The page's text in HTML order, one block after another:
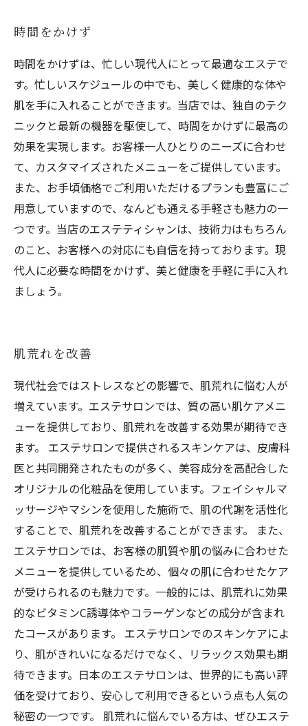
時間をかけず
時間をかけずは、忙しい現代人にとって最適なエステで
す。忙しいスケジュールの中でも、美しく健康的な体や
肌を手に入れることができます。当店では、独自のテク
ニックと最新の機器を駆使して、時間をかけずに最高の
効果を実現します。お客様一人ひとりのニーズに合わせ
て、カスタマイズされたメニューをご提供しています。
また、お手頃価格でご利用いただけるプランも豊富にご
用意していますので、なんども通える手軽さも魅力の一
つです。当店のエステティシャンは、技術力はもちろん
のこと、お客様への対応にも自信を持っております。現
代人に必要な時間をかけず、美と健康を手軽に手に入れ
ましょう。
肌荒れを改善
現代社会ではストレスなどの影響で、肌荒れに悩む人が
増えています。エステサロンでは、質の高い肌ケアメニ
ューを提供しており、肌荒れを改善する効果が期待でき
ます。 エステサロンで提供されるスキンケアは、皮膚科
医と共同開発されたものが多く、美容成分を高配合した
オリジナルの化粧品を使用しています。フェイシャルマ
ッサージやマシンを使用した施術で、肌の代謝を活性化
することで、肌荒れを改善することができます。 また、
エステサロンでは、お客様の肌質や肌の悩みに合わせた
メニューを提供しているため、個々の肌に合わせたケア
が受けられるのも魅力です。一般的には、肌荒れに効果
的なビタミンC誘導体やコラーゲンなどの成分が含まれ
たコースがあります。 エステサロンでのスキンケアによ
り、肌がきれいになるだけでなく、リラックス効果も期
待できます。日本のエステサロンは、世界的にも高い評
価を受けており、安心して利用できるという点も人気の
秘密の一つです。 肌荒れに悩んでいる方は、ぜひエステ